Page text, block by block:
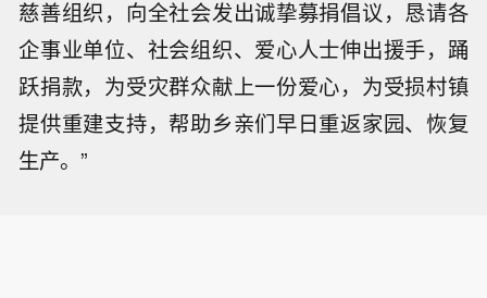
慈善组织，向全社会发出诚挚募捐倡议，恳请各
企事业单位、社会组织、爱心人士伸出援手，踊
跃捐款，为受灾群众献上一份爱心，为受损村镇
提供重建支持，帮助乡亲们早日重返家园、恢复
生产。”